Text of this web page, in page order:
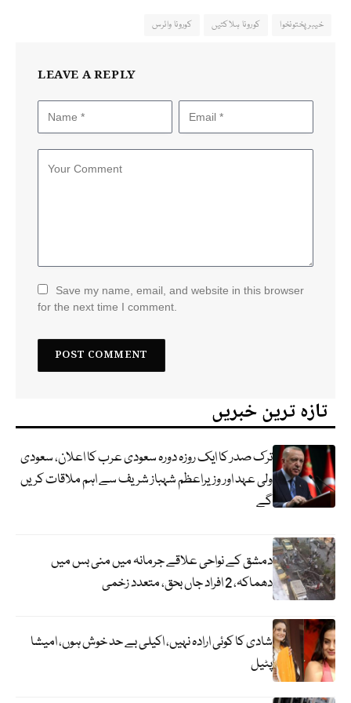
خیبرپختونخوا کورونا ہلاکتیں کورونا وائرس
LEAVE A REPLY
Save my name, email, and website in this browser
for the next time I comment.
تازہ ترین خبریں
ترک صدر کا ایک روزہ دورہ سعودی عرب کا اعلان، سعودی
ولی عہد اور وزیراعظم شہباز شریف سے اہم ملاقات کریں
گے
دمشق کے نواحی علاقے جرمانہ میں منی بس میں
دھماکہ، 2 افراد جاں بحق، متعدد زخمی
شادی کا کوئی ارادہ نہیں، اکیلی بے حد خوش ہوں، امیشا
پٹیل